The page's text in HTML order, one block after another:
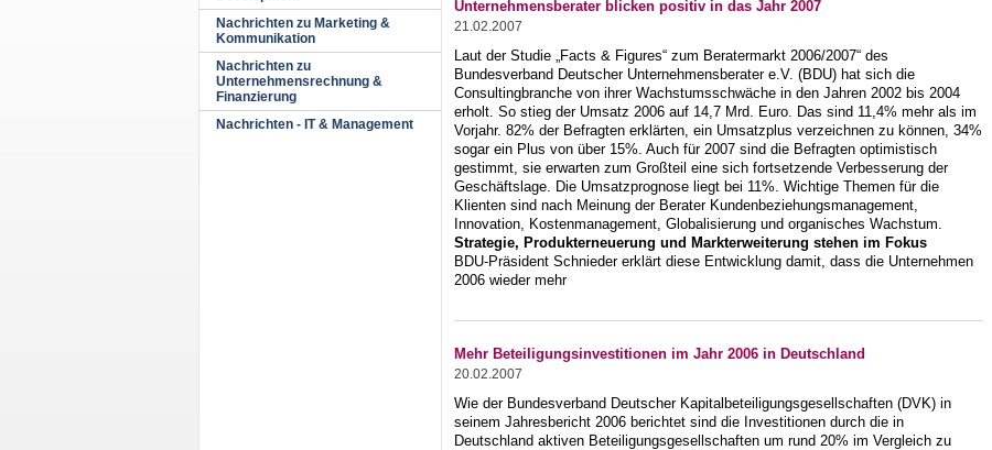
Nachrichten zu Marketing &
Kommunikation
Nachrichten zu
Unternehmensrechnung &
Finanzierung
Nachrichten - IT & Management
Unternehmensberater blicken positiv in das Jahr 2007
21.02.2007
Laut der Studie „Facts & Figures“ zum Beratermarkt 2006/2007“ des
Bundesverband Deutscher Unternehmensberater e.V. (BDU) hat sich die
Consultingbranche von ihrer Wachstumsschwäche in den Jahren 2002 bis 2004
erholt. So stieg der Umsatz 2006 auf 14,7 Mrd. Euro. Das sind 11,4% mehr als im
Vorjahr. 82% der Befragten erklärten, ein Umsatzplus verzeichnen zu können, 34%
sogar ein Plus von über 15%. Auch für 2007 sind die Befragten optimistisch
gestimmt, sie erwarten zum Großteil eine sich fortsetzende Verbesserung der
Geschäftslage. Die Umsatzprognose liegt bei 11%. Wichtige Themen für die
Klienten sind nach Meinung der Berater Kundenbeziehungsmanagement,
Innovation, Kostenmanagement, Globalisierung und organisches Wachstum.
Strategie, Produkterneuerung und Markterweiterung stehen im Fokus
BDU-Präsident Schnieder erklärt diese Entwicklung damit, dass die Unternehmen
2006 wieder mehr
Mehr Beteiligungsinvestitionen im Jahr 2006 in Deutschland
20.02.2007
Wie der Bundesverband Deutscher Kapitalbeteiligungsgesellschaften (DVK) in
seinem Jahresbericht 2006 berichtet sind die Investitionen durch die in
Deutschland aktiven Beteiligungsgesellschaften um rund 20% im Vergleich zu